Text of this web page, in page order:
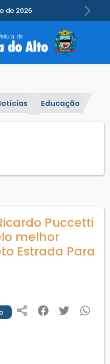
de 2026 Next
Educação
Puccetti
melhor
Estrada Para